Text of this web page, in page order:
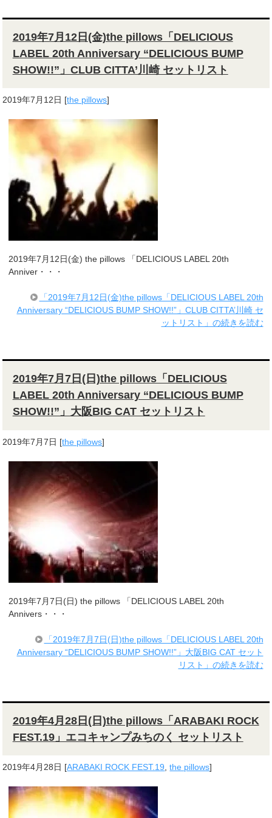
2019年7月12日(金)the pillows「DELICIOUS
LABEL 20th Anniversary “DELICIOUS BUMP
SHOW!!”」CLUB CITTA’川崎 セットリスト
2019年7月12日 [the pillows]
2019年7月12日(金) the pillows 「DELICIOUS LABEL 20th
Anniver・・・
「2019年7月12日(金)the pillows「DELICIOUS LABEL 20th
Anniversary “DELICIOUS BUMP SHOW!!”」CLUB CITTA’川崎 セ
ットリスト」の続きを読む
2019年7月7日(日)the pillows「DELICIOUS
LABEL 20th Anniversary “DELICIOUS BUMP
SHOW!!”」大阪BIG CAT セットリスト
2019年7月7日 [the pillows]
2019年7月7日(日) the pillows 「DELICIOUS LABEL 20th
Annivers・・・
「2019年7月7日(日)the pillows「DELICIOUS LABEL 20th
Anniversary “DELICIOUS BUMP SHOW!!”」大阪BIG CAT セット
リスト」の続きを読む
2019年4月28日(日)the pillows「ARABAKI ROCK
FEST.19」エコキャンプみちのく セットリスト
2019年4月28日 [ARABAKI ROCK FEST.19 ,the pillows]